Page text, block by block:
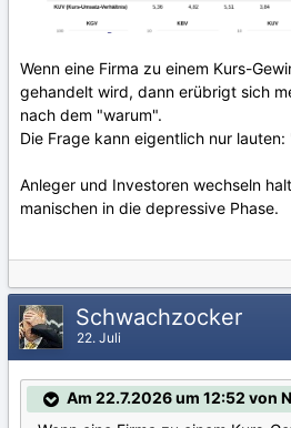
Wenn eine Firma zu einem Kurs-
gehandelt wird, dann erübrigt sich
nach dem "warum".
Die Frage kann eigentlich nur lauten:
Anleger und Investoren wechseln
manischen in die depressive Phase.
Schwachzocker
22. Juli
Am 22.7.2026 um 12:52 von